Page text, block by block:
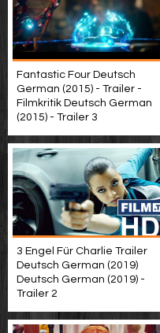
Fantastic Four Deutsch
German (2015) - Trailer -
Filmkritik Deutsch German
(2015) - Trailer 3
3 Engel Für Charlie Trailer
Deutsch German (2019)
Deutsch German (2019) -
Trailer 2